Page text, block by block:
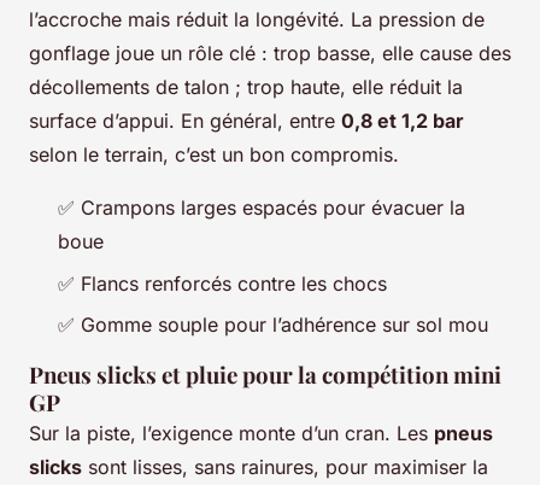
l’accroche mais réduit la longévité. La pression de
gonflage joue un rôle clé : trop basse, elle cause des
décollements de talon ; trop haute, elle réduit la
surface d’appui. En général, entre 0,8 et 1,2 bar
selon le terrain, c’est un bon compromis.
✅ Crampons larges espacés pour évacuer la
boue
✅ Flancs renforcés contre les chocs
✅ Gomme souple pour l’adhérence sur sol mou
Pneus slicks et pluie pour la compétition mini
GP
Sur la piste, l’exigence monte d’un cran. Les pneus
slicks sont lisses, sans rainures, pour maximiser la